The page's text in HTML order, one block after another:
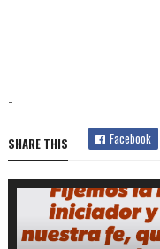
-
SHARE THIS Facebook